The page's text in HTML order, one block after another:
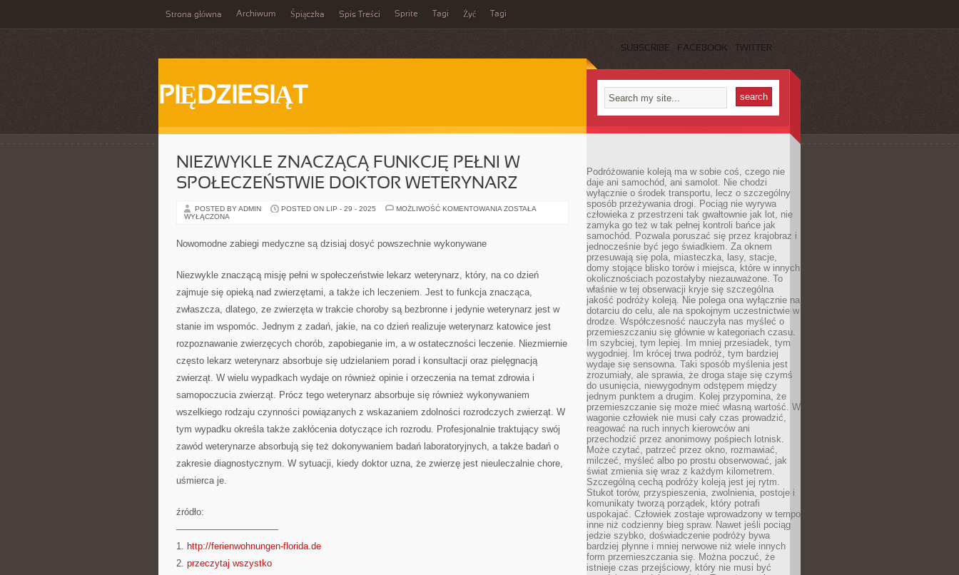
Strona główna Archiwum Śpiączka Spis Treści Sprite Tagi Żyć Tagi
SUBSCRIBE FACEBOOK TWITTER
PIĘDZIESIĄT
NIEZWYKLE ZNACZĄCĄ FUNKCJĘ PEŁNI W
SPOŁECZEŃSTWIE DOKTOR WETERYNARZ
POSTED BY ADMIN POSTED ON LIP - 29 - 2025 MOŻLIWOŚĆ KOMENTOWANIA NIEZWYKLE
ZOSTAŁA
WYŁĄCZONA
Nowomodne zabiegi medyczne są dzisiaj dosyć powszechnie wykonywane
Niezwykle znaczącą misję pełni w społeczeństwie lekarz weterynarz, który, na co dzień
zajmuje się opieką nad zwierzętami, a także ich leczeniem. Jest to funkcja znacząca,
zwłaszcza, dlatego, ze zwierzęta w trakcie choroby są bezbronne i jedynie weterynarz jest w
stanie im wspomóc. Jednym z zadań, jakie, na co dzień realizuje weterynarz katowice jest
rozpoznawanie zwierzęcych chorób, zapobieganie im, a w ostateczności leczenie. Niezmiernie
często lekarz weterynarz absorbuje się udzielaniem porad i konsultacji oraz pielęgnacją
zwierząt. W wielu wypadkach wydaje on również opinie i orzeczenia na temat zdrowia i
samopoczucia zwierząt. Prócz tego weterynarz absorbuje się również wykonywaniem
wszelkiego rodzaju czynności powiązanych z wskazaniem zdolności rozrodczych zwierząt. W
tym wypadku określa także zakłócenia dotyczące ich rozrodu. Profesjonalnie traktujący swój
zawód weterynarze absorbują się też dokonywaniem badań laboratoryjnych, a także badań o
zakresie diagnostycznym. W sytuacji, kiedy doktor uzna, że zwierzę jest nieuleczalnie chore,
uśmierca je.
źródło:
———————————
1. http://ferienwohnungen-florida.de
2. przeczytaj wszystko
Podróżowanie koleją ma w sobie coś, czego nie
daje ani samochód, ani samolot. Nie chodzi
wyłącznie o środek transportu, lecz o szczególny
sposób przeżywania drogi. Pociąg nie wyrywa
człowieka z przestrzeni tak gwałtownie jak lot, nie
zamyka go też w tak pełnej kontroli bańce jak
samochód. Pozwala poruszać się przez krajobraz i
jednocześnie być jego świadkiem. Za oknem
przesuwają się pola, miasteczka, lasy, stacje,
domy stojące blisko torów i miejsca, które w innych
okolicznościach pozostałyby niezauważone. To
właśnie w tej obserwacji kryje się szczególna
jakość podróży koleją. Nie polega ona wyłącznie na
dotarciu do celu, ale na spokojnym uczestnictwie w
drodze. Współczesność nauczyła nas myśleć o
przemieszczaniu się głównie w kategoriach czasu.
Im szybciej, tym lepiej. Im mniej przesiadek, tym
wygodniej. Im krócej trwa podróż, tym bardziej
wydaje się sensowna. Taki sposób myślenia jest
zrozumiały, ale sprawia, że droga staje się czymś
do usunięcia, niewygodnym odstępem między
jednym punktem a drugim. Kolej przypomina, że
przemieszczanie się może mieć własną wartość. W
wagonie człowiek nie musi cały czas prowadzić,
reagować na ruch innych kierowców ani
przechodzić przez anonimowy pośpiech lotnisk.
Może czytać, patrzeć przez okno, rozmawiać,
milczeć, myśleć albo po prostu obserwować, jak
świat zmienia się wraz z każdym kilometrem.
Szczególną cechą podróży koleją jest jej rytm.
Stukot torów, przyspieszenia, zwolnienia, postoje i
komunikaty tworzą porządek, który potrafi
uspokajać. Człowiek zostaje wprowadzony w tempo
inne niż codzienny bieg spraw. Nawet jeśli pociąg
jedzie szybko, doświadczenie podróży bywa
bardziej płynne i mniej nerwowe niż wiele innych
form przemieszczania się. Można poczuć, że
istnieje czas przejściowy, który nie musi być